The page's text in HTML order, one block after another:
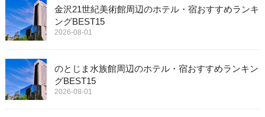
金沢21世紀美術館周辺のホテル・宿おすすめランキ
ングBEST15
2026-08-01
のとじま水族館周辺のホテル・宿おすすめランキン
グBEST15
2026-08-01